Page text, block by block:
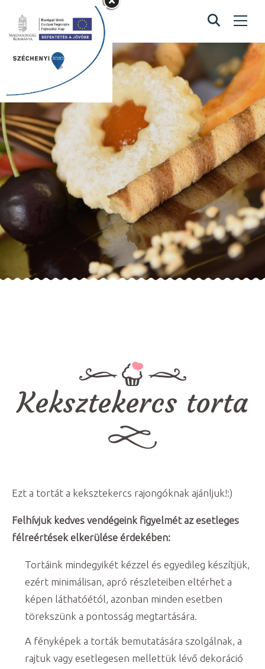
Keksztekercs
torta
Home / Keksztekercs torta
Keksztekercs torta
Ezt a tortát a keksztekercs rajongóknak ajánljuk!:)
Felhívjuk kedves vendégeink figyelmét az esetleges
félreértések elkerülése érdekében:
Tortáink mindegyikét kézzel és egyedileg készítjük,
ezért minimálisan, apró részleteiben eltérhet a
képen láthatóétól, azonban minden esetben
törekszünk a pontosság megtartására.
A fényképek a torták bemutatására szolgálnak, a
rajtuk vagy esetlegesen mellettük lévő dekoráció